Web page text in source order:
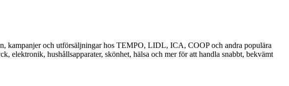
kampanjer och utförsäljningar hos TEMPO, LIDL, ICA, COOP och andra populära
elektronik, hushållsapparater, skönhet, hälsa och mer för att handla snabbt, bekvämt